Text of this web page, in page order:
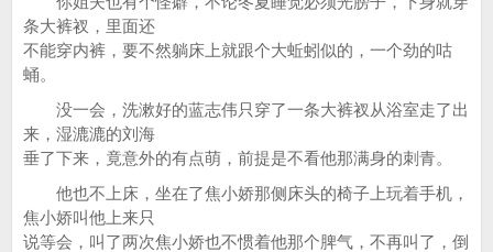
条大裤衩，里面还
不能穿内裤，要不然躺床上就跟个大蚯蚓似的，一个劲的咕
蛹。
没一会，洗漱好的蓝志伟只穿了一条大裤衩从浴室走了出
来，湿漉漉的刘海
垂了下来，竟意外的有点萌，前提是不看他那满身的刺青。
他也不上床，坐在了焦小娇那侧床头的椅子上玩着手机，
焦小娇叫他上来只
说等会，叫了两次焦小娇也不惯着他那个脾气，不再叫了，倒